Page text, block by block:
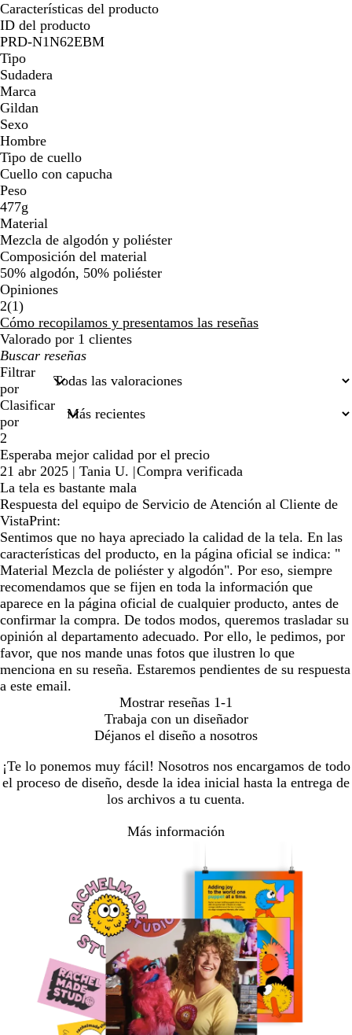
Características del producto
ID del producto
PRD-N1N62EBM
Tipo
Sudadera
Marca
Gildan
Sexo
Hombre
Tipo de cuello
Cuello con capucha
Peso
477g
Material
Mezcla de algodón y poliéster
Composición del material
50% algodón, 50% poliéster
Opiniones
2(11
reseñas
)
Cómo recopilamos y presentamos las reseñas
Valorado por 1 clientes
Mis
búsquedas
Filtrar
por
Clasificar
por
2
Esperaba mejor calidad por el precio
21 abr 2025 | Tania U. |Compra verificada
La tela es bastante mala
Respuesta del equipo de Servicio de Atención al Cliente de
VistaPrint:
Sentimos que no haya apreciado la calidad de la tela. En las
características del producto, en la página oficial se indica: "
Material Mezcla de poliéster y algodón". Por eso, siempre
recomendamos que se fijen en toda la información que
aparece en la página oficial de cualquier producto, antes de
confirmar la compra. De todos modos, queremos trasladar su
opinión al departamento adecuado. Por ello, le pedimos, por
favor, que nos mande unas fotos que ilustren lo que
menciona en su reseña. Estaremos pendientes de su respuesta
a este email.
Mostrar reseñas 1-1
Trabaja con un diseñador
Déjanos el diseño a nosotros
¡Te lo ponemos muy fácil! Nosotros nos encargamos de todo
el proceso de diseño, desde la idea inicial hasta la entrega de
los archivos a tu cuenta.
Más información